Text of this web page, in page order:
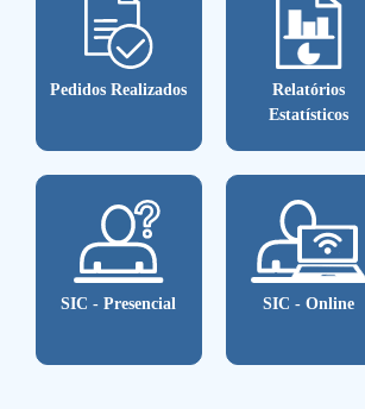
Pedidos Realizados
Relatórios
Estatísticos
SIC - Presencial SIC - Online